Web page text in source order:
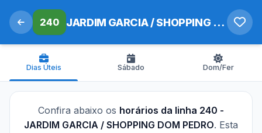
240 JARDIM GARCIA / SHOPPING DOM PEDRO
Dias Úteis Sábado Dom/Fer
Confira abaixo os horários da linha 240 -
JARDIM GARCIA / SHOPPING DOM PEDRO. Esta